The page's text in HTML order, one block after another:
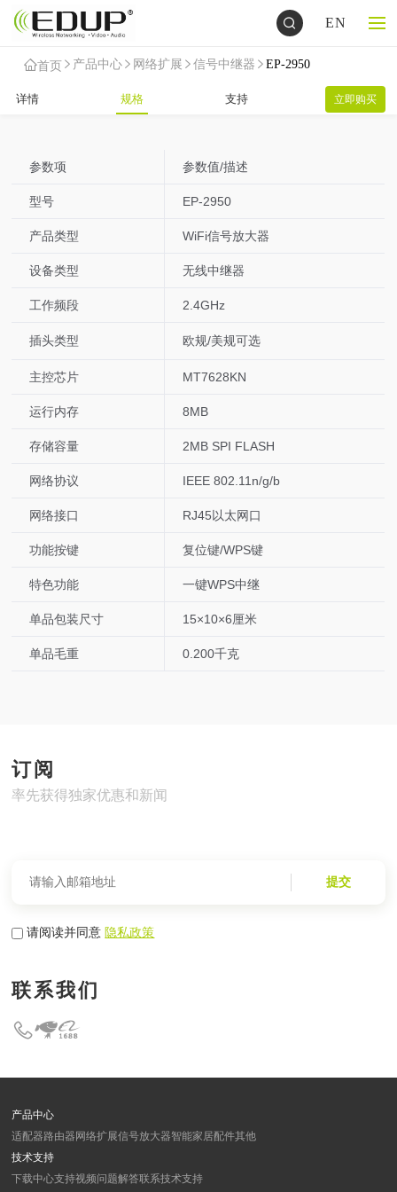
EN
首页 产品中心 网络扩展 信号中继器 EP-2950
详情 规格 支持 立即购买
参数项 参数值/描述
型号 EP-2950
产品类型 WiFi信号放大器
设备类型 无线中继器
工作频段 2.4GHz
插头类型 欧规/美规可选
主控芯片 MT7628KN
运行内存 8MB
存储容量 2MB SPI FLASH
网络协议 IEEE 802.11n/g/b
网络接口 RJ45以太网口
功能按键 复位键/WPS键
特色功能 一键WPS中继
单品包装尺寸 15×10×6厘米
单品毛重 0.200千克
订阅
率先获得独家优惠和新闻
提交
请阅读并同意隐私政策
联系我们
产品中心
适配器路由器 网络扩展信号放大器智能家居配件其他
技术支持
下载中心支持视频问题解答联系技术支持